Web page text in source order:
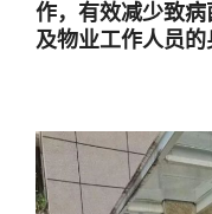
作，有效减少致
及物业工作人员的